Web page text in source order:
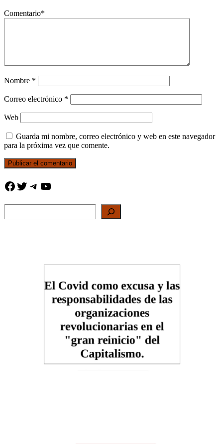
Comentario*
Nombre *
Correo electrónico *
Web
Guarda mi nombre, correo electrónico y web en este navegador
para la próxima vez que comente.
Facebook
Twitter
Telegram
YouTube